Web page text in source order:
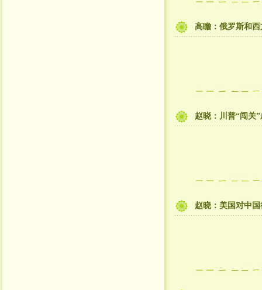
高瞻：俄罗斯和
赵晓：川普“闯
赵晓：美国对中